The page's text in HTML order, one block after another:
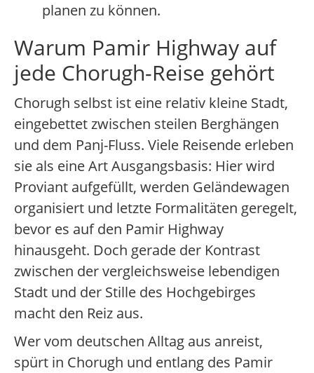
planen zu können.
Warum Pamir Highway auf
jede Chorugh-Reise gehört
Chorugh selbst ist eine relativ kleine Stadt,
eingebettet zwischen steilen Berghängen
und dem Panj-Fluss. Viele Reisende erleben
sie als eine Art Ausgangsbasis: Hier wird
Proviant aufgefüllt, werden Geländewagen
organisiert und letzte Formalitäten geregelt,
bevor es auf den Pamir Highway
hinausgeht. Doch gerade der Kontrast
zwischen der vergleichsweise lebendigen
Stadt und der Stille des Hochgebirges
macht den Reiz aus.
Wer vom deutschen Alltag aus anreist,
spürt in Chorugh und entlang des Pamir